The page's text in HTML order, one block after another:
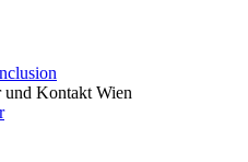
Kontakt Wien